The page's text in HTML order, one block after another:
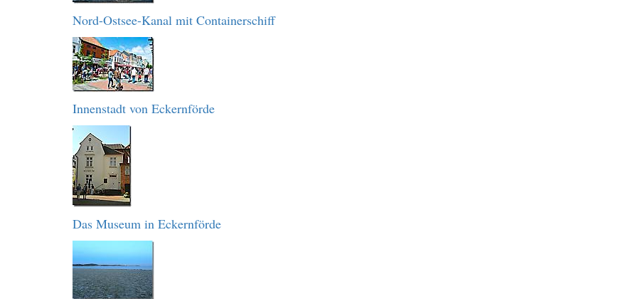
Nord-Ostsee-Kanal mit Containerschiff
Innenstadt von Eckernförde
Das Museum in Eckernförde